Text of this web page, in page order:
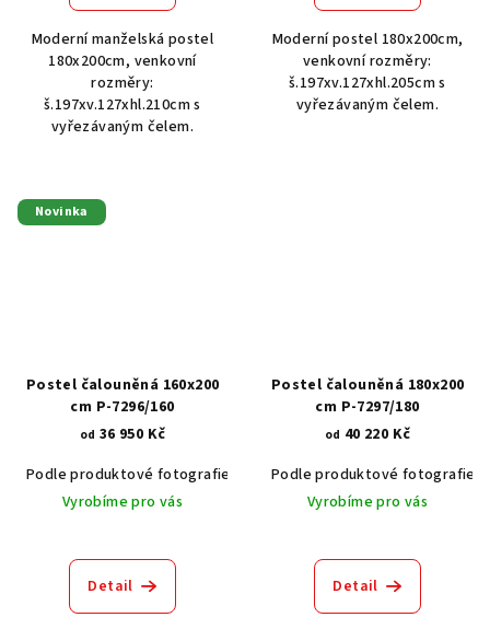
Moderní manželská postel
180x200cm, venkovní
rozměry:
š.197xv.127xhl.210cm s
vyřezávaným čelem.
Moderní postel 180x200cm,
venkovní rozměry:
š.197xv.127xhl.205cm s
vyřezávaným čelem.
Novinka
Postel čalouněná 160x200
cm P-7296/160
od 36 950 Kč
Podle produktové fotografie
Akát vintage BT1551
Dub světlý
Vyrobíme pro vás
Detail
Postel čalouněná 180x200
cm P-7297/180
od 40 220 Kč
Podle produktové fotografie
Vyrobíme pro vás
Detail